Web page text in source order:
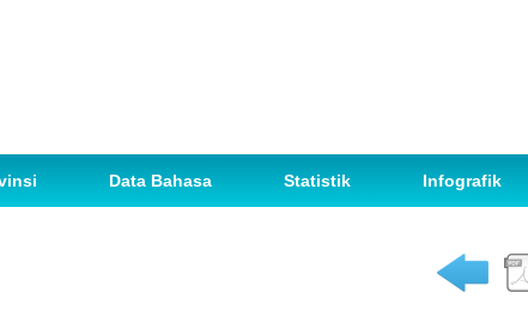
Data Bahasa Statistik Infografik